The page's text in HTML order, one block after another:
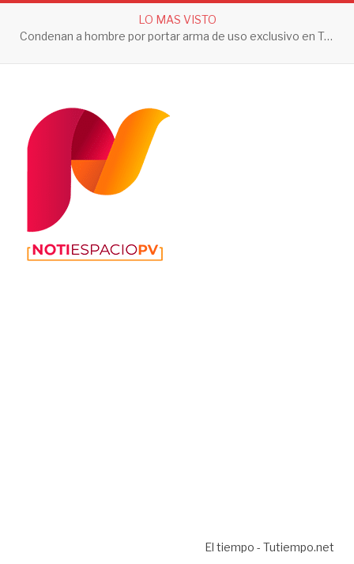
LO MAS VISTO
Condenan a hombre por portar arma de uso exclusivo en Tepic
El tiempo - Tutiempo.net